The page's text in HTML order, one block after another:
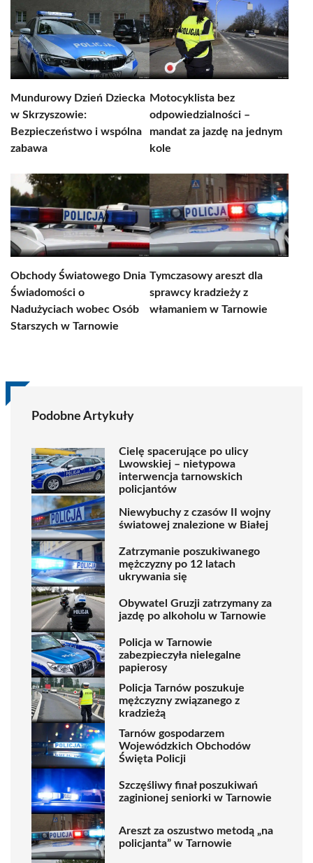
Mundurowy Dzień Dziecka
w Skrzyszowie:
Bezpieczeństwo i wspólna
zabawa
Motocyklista bez
odpowiedzialności –
mandat za jazdę na jednym
kole
Obchody Światowego Dnia
Świadomości o
Nadużyciach wobec Osób
Starszych w Tarnowie
Tymczasowy areszt dla
sprawcy kradzieży z
włamaniem w Tarnowie
Podobne Artykuły
Cielę spacerujące po ulicy
Lwowskiej – nietypowa
interwencja tarnowskich
policjantów
Niewybuchy z czasów II wojny
światowej znalezione w Białej
Zatrzymanie poszukiwanego
mężczyzny po 12 latach
ukrywania się
Obywatel Gruzji zatrzymany za
jazdę po alkoholu w Tarnowie
Policja w Tarnowie
zabezpieczyła nielegalne
papierosy
Policja Tarnów poszukuje
mężczyzny związanego z
kradzieżą
Tarnów gospodarzem
Wojewódzkich Obchodów
Święta Policji
Szczęśliwy finał poszukiwań
zaginionej seniorki w Tarnowie
Areszt za oszustwo metodą „na
policjanta” w Tarnowie